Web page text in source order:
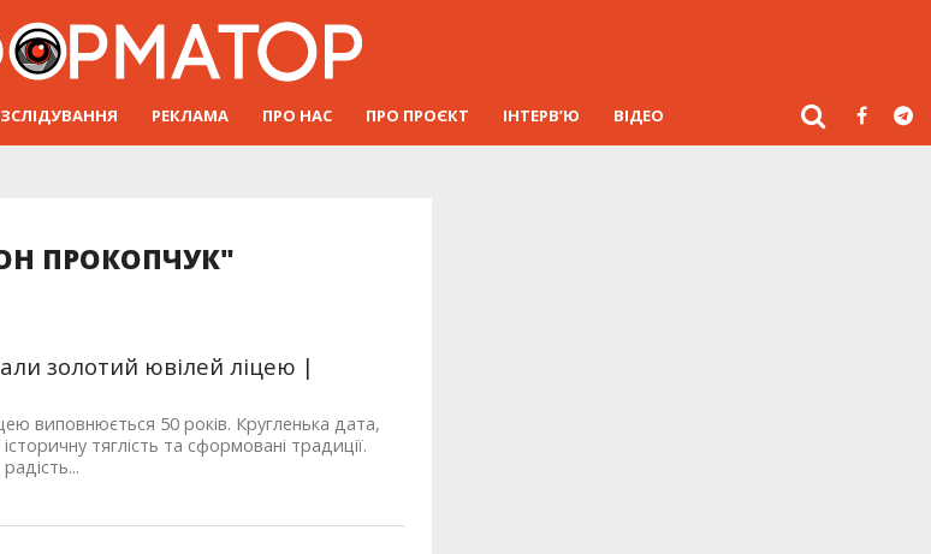
РЕКЛАМА ПРО НАС ПРО ПРОЄКТ ІНТЕРВ’Ю ВІДЕО
ПРОКОПЧУК"
золотий ювілей ліцею |
виповнюється 50 років. Кругленька дата,
тяглість та сформовані традиції.